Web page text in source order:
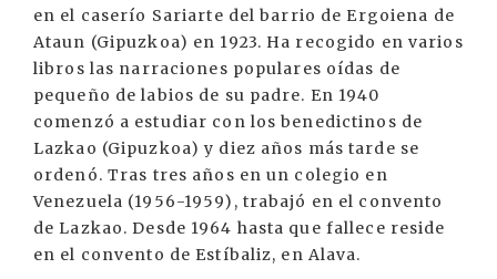
en el caserío Sariarte del barrio de Ergoiena de
Ataun (Gipuzkoa) en 1923. Ha recogido en varios
libros las narraciones populares oídas de
pequeño de labios de su padre. En 1940
comenzó a estudiar con los benedictinos de
Lazkao (Gipuzkoa) y diez años más tarde se
ordenó. Tras tres años en un colegio en
Venezuela (1956-1959), trabajó en el convento
de Lazkao. Desde 1964 hasta que fallece reside
en el convento de Estíbaliz, en Alava.